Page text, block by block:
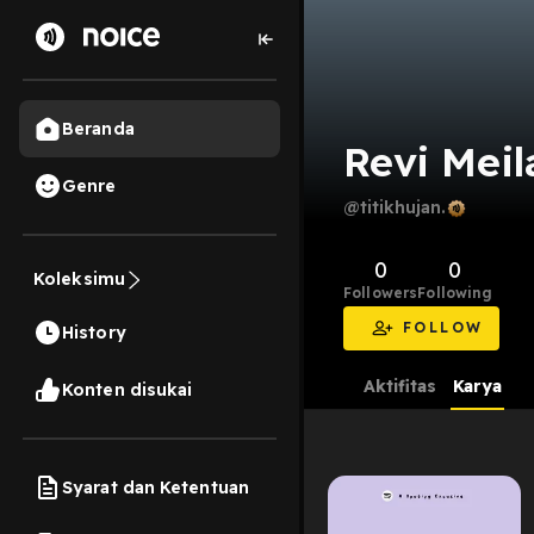
Beranda
Genre
Koleksimu
History
Konten disukai
Syarat dan Ketentuan
Revi
@titikhujan.
0
Followers
0
Following
FOLLOW
Aktifitas Karya